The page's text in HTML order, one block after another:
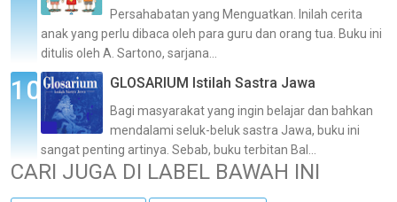
Persahabatan yang Menguatkan. Inilah cerita
anak yang perlu dibaca oleh para guru dan orang tua. Buku ini
ditulis oleh A. Sartono, sarjana...
GLOSARIUM Istilah Sastra Jawa
Bagi masyarakat yang ingin belajar dan bahkan
mendalami seluk-beluk sastra Jawa, buku ini
sangat penting artinya. Sebab, buku terbitan Bal...
CARI JUGA DI LABEL BAWAH INI